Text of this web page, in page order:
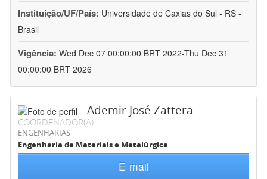
Instituição/UF/País: Universidade de Caxias do Sul - RS -
Brasil
Vigência: Wed Dec 07 00:00:00 BRT 2022-Thu Dec 31
00:00:00 BRT 2026
Ademir José Zattera
COORDENADOR(A)
ENGENHARIAS
Engenharia de Materiais e Metalúrgica
E-mail